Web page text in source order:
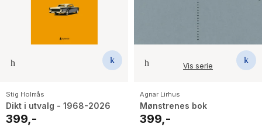
Stig Holmås
Dikt i utvalg - 1968-2026
399,-
Vis serie
Agnar Lirhus
Mønstrenes bok
399,-